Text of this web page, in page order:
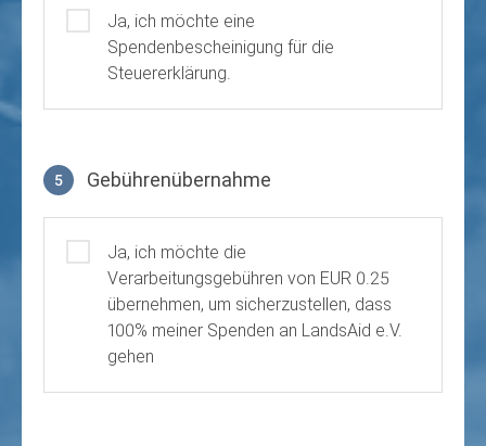
Ja, ich möchte eine
Spendenbescheinigung für die
Steuererklärung.
5 Gebührenübernahme
Ja, ich möchte die
Verarbeitungsgebühren von EUR 0.25
übernehmen, um sicherzustellen, dass
100% meiner Spenden an LandsAid e.V.
gehen